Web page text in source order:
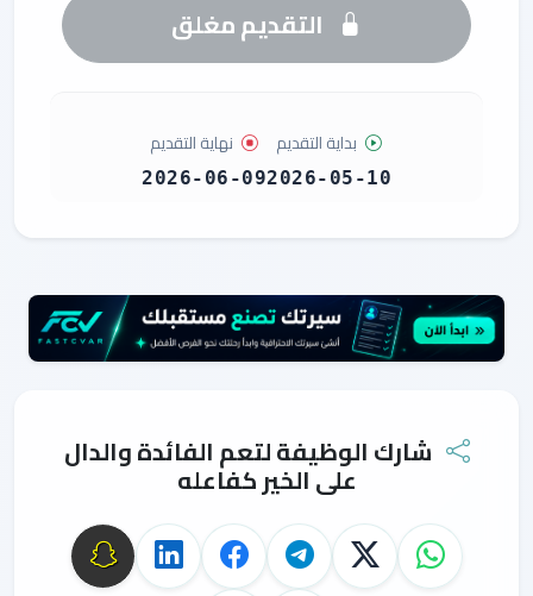
التقديم مغلق
بداية التقديم
2026-05-10
نهاية التقديم
2026-06-09
شارك الوظيفة لتعم الفائدة والدال
على الخير كفاعله